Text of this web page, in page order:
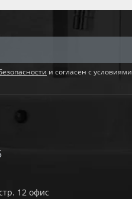
и согласен с условиями
12 офис